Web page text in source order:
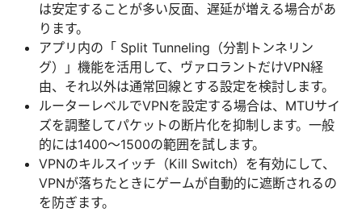
は安定することが多い反面、遅延が増える場合があ
ります。
アプリ内の「 Split Tunneling（分割トンネリン
グ）」機能を活用して、ヴァロラントだけVPN経
由、それ以外は通常回線とする設定を検討します。
ルーターレベルでVPNを設定する場合は、MTUサイ
ズを調整してパケットの断片化を抑制します。一般
的には1400〜1500の範囲を試します。
VPNのキルスイッチ（Kill Switch）を有効にして、
VPNが落ちたときにゲームが自動的に遮断されるの
を防ぎます。